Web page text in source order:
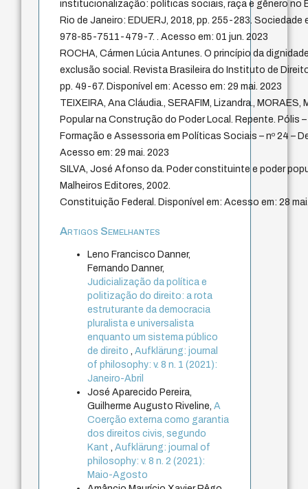
institucionalização: políticas sociais, raça e gênero no
Rio de Janeiro: EDUERJ, 2018, pp. 255-283.
978-85-7511-479-7. . Acesso em: 01 jun. 2023
ROCHA, Cármen Lúcia Antunes. O princípio da
exclusão social. Revista Brasileira do Instituto de
pp. 49-67. Disponível em: Acesso em: 29 mai. 2023
TEIXEIRA, Ana Cláudia., SERAFIM, Lizandra.,
Popular na Construção do Poder Local. Repente. Pólis
Formação e Assessoria em Políticas Sociais – nº 24 –
Acesso em: 29 mai. 2023
SILVA, José Afonso da. Poder constituinte e poder
Malheiros Editores, 2002.
Constituição Federal. Disponível em: Acesso em: 28
Artigos Semelhantes
Leno Francisco Danner,
Fernando Danner,
Judicialização da política e
politização do direito: a rota
estruturante da democracia
pluralista e universalista
enquanto um sistema público
de direito
,Aufklärung: journal
of philosophy: v. 8 n. 1 (2021):
Janeiro-Abril
José Aparecido Pereira,
Guilherme Augusto Riveline,A
Coerção externa como garantia
dos direitos civis, segundo
Kant
,Aufklärung: journal of
philosophy: v. 8 n. 2 (2021):
Maio-Agosto